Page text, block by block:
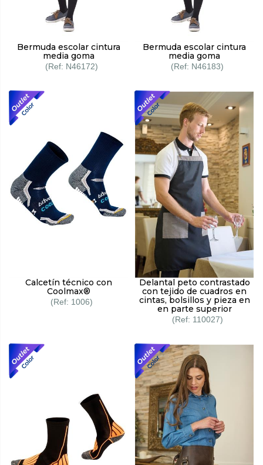
Bermuda escolar cintura
media goma
N46172
Bermuda escolar cintura
media goma
N46183
Calcetín técnico con
Coolmax®
1006
Delantal peto contrastado
con tejido de cuadros en
cintas, bolsillos y pieza en
en parte superior
110027